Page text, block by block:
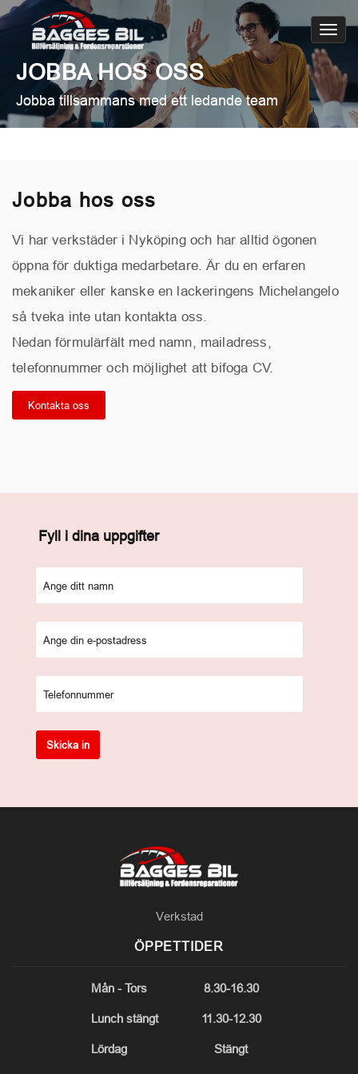
JOBBA HOS OSS
Jobba tillsammans med ett ledande team
Jobba hos oss
Vi har verkstäder i Nyköping och har alltid ögonen
öppna för duktiga medarbetare. Är du en erfaren
mekaniker eller kanske en lackeringens Michelangelo
så tveka inte utan kontakta oss.
Nedan förmulärfält med namn, mailadress,
telefonnummer och möjlighet att bifoga CV.
Kontakta oss
Fyll i dina uppgifter
Skicka in
Verkstad
ÖPPETTIDER
Mån - Tors 8.30-16.30
Lunch stängt 11.30-12.30
Lördag Stängt